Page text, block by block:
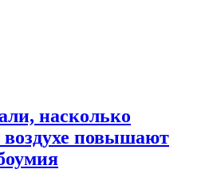
насколько
повышают